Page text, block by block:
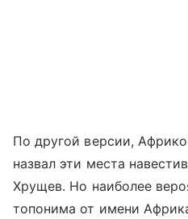
По другой версии,
назвал эти места
Хрущев. Но наиболее
топонима от имени